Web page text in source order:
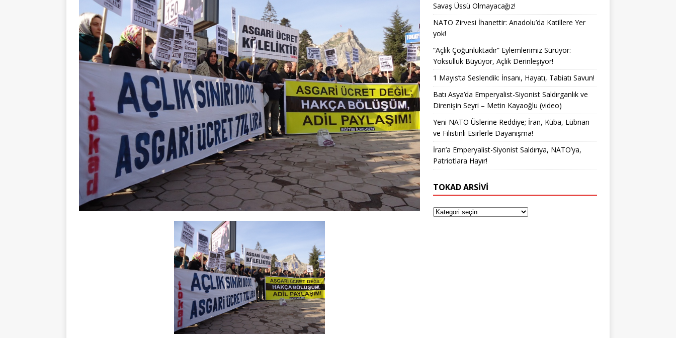
Savaş Üssü Olmayacağız!
NATO Zirvesi İhanettir: Anadolu’da Katillere Yer
yok!
“Açlık Çoğunluktadır” Eylemlerimiz Sürüyor:
Yoksulluk Büyüyor, Açlık Derinleşiyor!
1 Mayıs’ta Seslendik: İnsanı, Hayatı, Tabiatı Savun!
Batı Asya’da Emperyalist-Siyonist Saldırganlık ve
Direnişin Seyri – Metin Kayaoğlu (video)
Yeni NATO Üslerine Reddiye; İran, Küba, Lübnan
ve Filistinli Esirlerle Dayanışma!
İran’a Emperyalist-Siyonist Saldırıya, NATO’ya,
Patriotlara Hayır!
TOKAD ARSIVI